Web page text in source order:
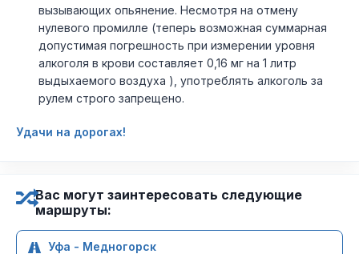
вызывающих опьянение. Несмотря на отмену
нулевого промилле (теперь возможная суммарная
допустимая погрешность при измерении уровня
алкоголя в крови составляет 0,16 мг на 1 литр
выдыхаемого воздуха ), употреблять алкоголь за
рулем строго запрещено.
Удачи на дорогах!
Вас могут заинтересовать следующие
маршруты:
Уфа - Медногорск